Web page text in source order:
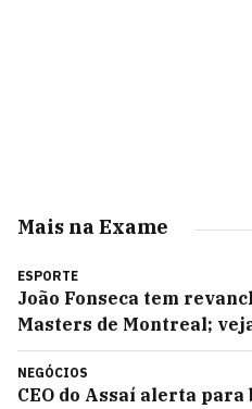
Mais na Exame
ESPORTE
João Fonseca tem
Masters de Montreal;
NEGÓCIOS
CEO do Assaí alerta para